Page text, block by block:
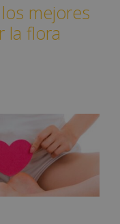
mejores
la flora